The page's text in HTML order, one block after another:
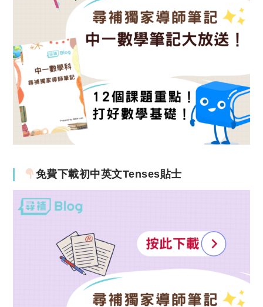
免費下載初中英文Tenses貼士